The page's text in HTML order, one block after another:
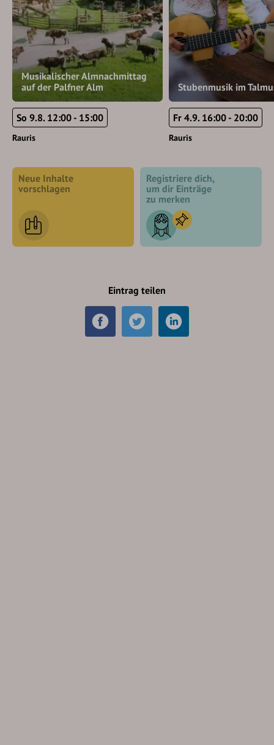
Musikalischer Almnachmittag
auf der Palfner Alm
So 9.8. 12:00 - 15:00
Rauris
Stubenmusik im
Fr 4.9. 16:00 - 20:00
Rauris
Neue Inhalte
vorschlagen
Registriere dich,
um dir Einträge
zu merken
Eintrag teilen